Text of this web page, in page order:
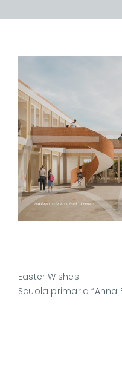
Easter Wishes
Scuola primaria “Anna